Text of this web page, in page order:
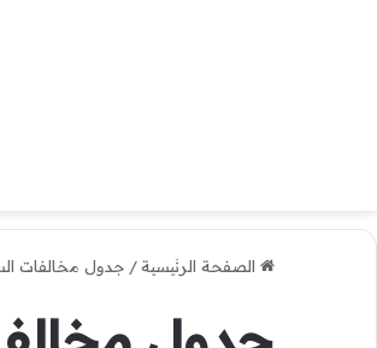
الصفحة الرئيسية / جدول مخالفات